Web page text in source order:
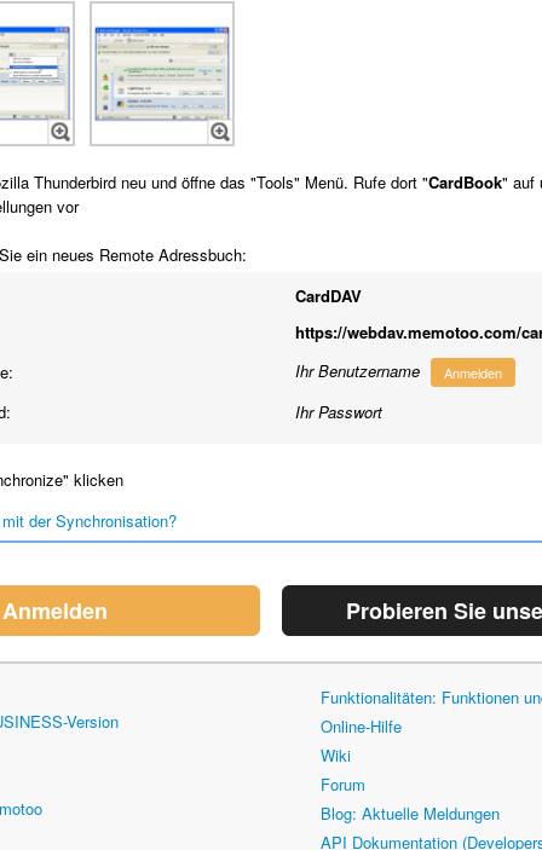
Thunderbird neu und öffne das "Tools" Menü. Rufe dort "CardBook" auf
vor
ein neues Remote Adressbuch:
CardDAV
https://webdav.memotoo.com/
Ihr Benutzername Anmelden
Ihr Passwort
klicken
der Synchronisation?
Anmelden Probieren Sie
Version
Funktionalitäten: Funktionen
Online-Hilfe
Wiki
Forum
Blog: Aktuelle Meldungen
API Dokumentation